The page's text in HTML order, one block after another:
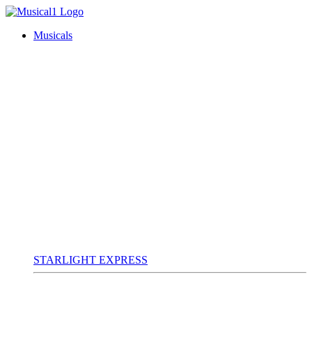
Musicals
STARLIGHT EXPRESS